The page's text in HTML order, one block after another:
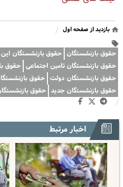
بازدید از صفحه اول /
حقوق بازنشستگان حقوق بازنشستگان این
حقوق بازنشستگان تامین اجتماعی حقوق
حقوق بازنشستگان دولت حقوق
حقوق بازنشستگان جدید حقوق بازنشستگان
/
اخبار مرتبط